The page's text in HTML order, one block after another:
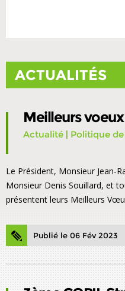
ACTUALITÉS
Meilleurs
Actualité | Politique
Le Président, Monsieur Jean-
Monsieur Denis Souillard, et
présentent leurs Meilleurs
Publié le 06 Fév 2023